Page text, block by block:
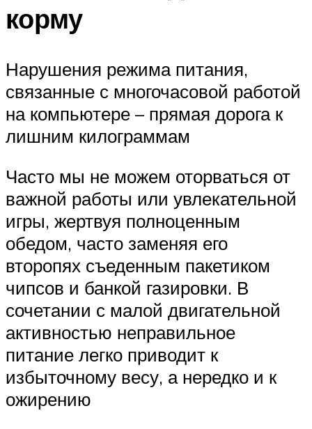
корму
Нарушения режима питания,
связанные с многочасовой работой
на компьютере – прямая дорога к
лишним килограммам
Часто мы не можем оторваться от
важной работы или увлекательной
игры, жертвуя полноценным
обедом, часто заменяя его
второпях съеденным пакетиком
чипсов и банкой газировки. В
сочетании с малой двигательной
активностью неправильное
питание легко приводит к
избыточному весу, а нередко и к
ожирению